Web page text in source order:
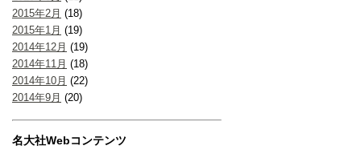
2015年2月 (18)
2015年1月 (19)
2014年12月 (19)
2014年11月 (18)
2014年10月 (22)
2014年9月 (20)
名大社Webコンテンツ